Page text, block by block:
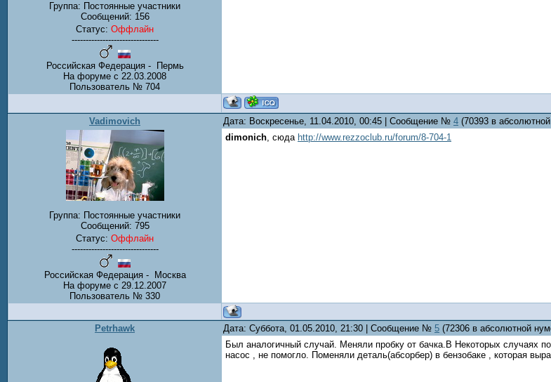
Группа: Постоянные участники
Сообщений: 156
Статус: Оффлайн
-------------------------------
Российская Федерация - Пермь
На форуме с 22.03.2008
Пользователь № 704
Vadimovich Дата: Воскресенье, 11.04.2010, 00:45 | Сообщение № 4 (70393 в
Группа: Постоянные участники
Сообщений: 795
Статус: Оффлайн
-------------------------------
Российская Федерация - Москва
На форуме с 29.12.2007
Пользователь № 330
dimonich, сюда http://www.rezzoclub.ru/forum/8-704-1
Petrhawk Дата: Суббота, 01.05.2010, 21:30 | Сообщение № 5 (72306 в абсолютной
Был аналогичный случай. Меняли пробку от бачка.В Некоторых случаях
насос , не помогло. Поменяли деталь(абсорбер) в бензобаке , которая